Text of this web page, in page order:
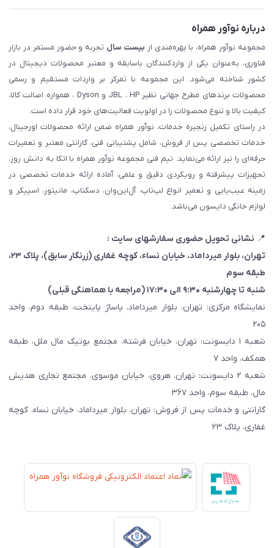
درباره نوآور همراه
مجموعه نوآور همراه، با بهره‌مندی از بیست سال تجربه و حضور مستمر در بازار
فناوری، به‌عنوان یکی از واردکنندگان باسابقه و معتبر محصولات دیجیتال در
کشور شناخته می‌شود. این مجموعه با تمرکز بر واردات مستقیم و رسمی
محصولات برندهای مطرح جهانی نظیر JBL ، HP و Dyson ، همواره اصالت کالا،
کیفیت بالا و تنوع محصولات را در اولویت فعالیت‌های خود قرار داده است.
در راستای تکمیل زنجیره خدمات، نوآور همراه ضمن ارائه محصولات اورجینال،
خدمات تخصصی پس از فروش، شامل پشتیبانی فنی، گارانتی معتبر و تعمیرات
حرفه‌ای را نیز ارائه می‌نماید. تیم فنی مجموعه نوآور همراه با اتکا به دانش روز،
تجهیزات پیشرفته و رویکردی دقیق و علمی، آماده ارائه خدمات تخصصی در
زمینه عیب‌یابی و تعمیر انواع لپ‌تاپ، آل‌این‌وان، دسکتاپ، مانیتور، اسپیکر و
لوازم خانگی دایسون می‌باشد.
📍 نشانی تحویل حضوری سفارشهای سایت :
تهران، بلوار میرداماد، خیابان نساء، کوچه غفاری (زرنگار سابق)
، پلاک ۲۳،
طبقه سوم
شنبه تا چهارشنبه ۹:۳۰ الی ۱۷:۳۰ (مراجعه با هماهنگی قبلی)
نمایشگاه مرکزی: تهران، بلوار میرداماد، پاساژ پایتخت، طبقه دوم، واحد
۲۰۵
شعبه ۱ دایسونت: تهران، خیابان فرشته، مجتمع بوتیک مال ملل، طبقه
همکف، واحد ۷
شعبه ۲ دایسونت: تهران، هروی، خیابان موسوی، مجتمع تجاری هدیش
مال، طبقه سوم، واحد ۳۶۷
گارانتی و خدمات پس از فروش: تهران، بلوار میرداماد، خیابان نساء، کوچه
غفاری، پلاک ۲۳